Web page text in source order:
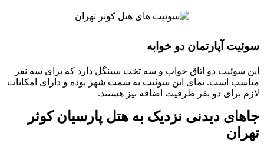
سوئیت آپارتمان دو خوابه
این سوئیت دو اتاق خواب و سه تخت سینگل دارد که برای سه نفر
مناسب است. نمای این سوئیت به سمت شهر بوده و دارای امکانات
لازم برای دو نفر ظرفیت اضافه نیز هستند.
جاهای دیدنی نزدیک به هتل پارسیان کوثر
تهران